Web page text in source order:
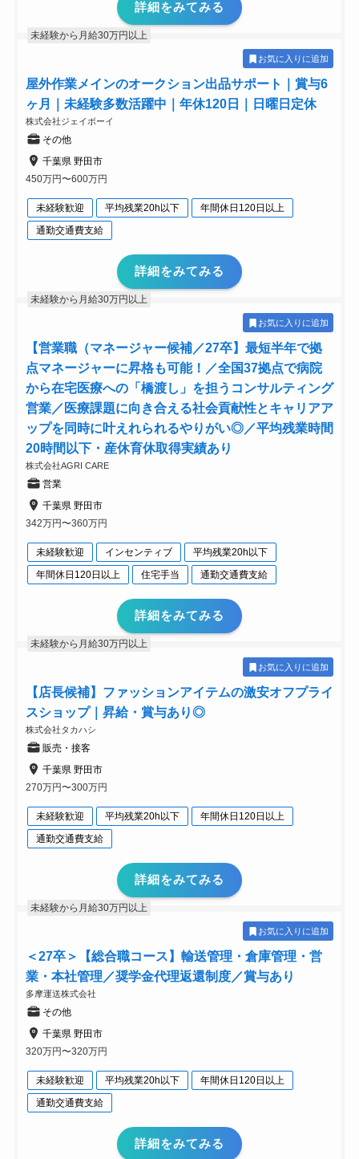
詳細をみてみる
未経験から月給30万円以上
お気に入りに追加
屋外作業メインのオークション出品サポート｜賞与6
ヶ月｜未経験多数活躍中｜年休120日｜日曜日定休
株式会社ジェイボーイ
その他
千葉県 野田市
450万円〜600万円
未経験歓迎 平均残業20h以下
年間休日120日以上
通勤交通費支給
詳細をみてみる
未経験から月給30万円以上
お気に入りに追加
【営業職（マネージャー候補／27卒】最短半年で拠
点マネージャーに昇格も可能！／全国37拠点で病院
から在宅医療への「橋渡し」を担うコンサルティング
営業／医療課題に向き合える社会貢献性とキャリアア
ップを同時に叶えれられるやりがい◎／平均残業時間
20時間以下・産休育休取得実績あり
株式会社AGRI CARE
営業
千葉県 野田市
342万円〜360万円
未経験歓迎 インセンティブ
平均残業20h以下
年間休日120日以上
住宅手当 通勤交通費支給
詳細をみてみる
未経験から月給30万円以上
お気に入りに追加
【店長候補】ファッションアイテムの激安オフプライ
スショップ｜昇給・賞与あり◎
株式会社タカハシ
販売・接客
千葉県 野田市
270万円〜300万円
未経験歓迎 平均残業20h以下
年間休日120日以上
通勤交通費支給
詳細をみてみる
未経験から月給30万円以上
お気に入りに追加
＜27卒＞【総合職コース】輸送管理・倉庫管理・営
業・本社管理／奨学金代理返還制度／賞与あり
多摩運送株式会社
その他
千葉県 野田市
320万円〜320万円
未経験歓迎 平均残業20h以下
年間休日120日以上
通勤交通費支給
詳細をみてみる